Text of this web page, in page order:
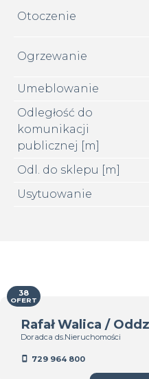
Otoczenie
Ogrzewanie
Umeblowanie
Odległość do
komunikacji
publicznej [m]
Odl. do sklepu [m]
Usytuowanie
Rafał Walica /
Doradca ds.Nieruchomości
729 964 800
38
OFERT